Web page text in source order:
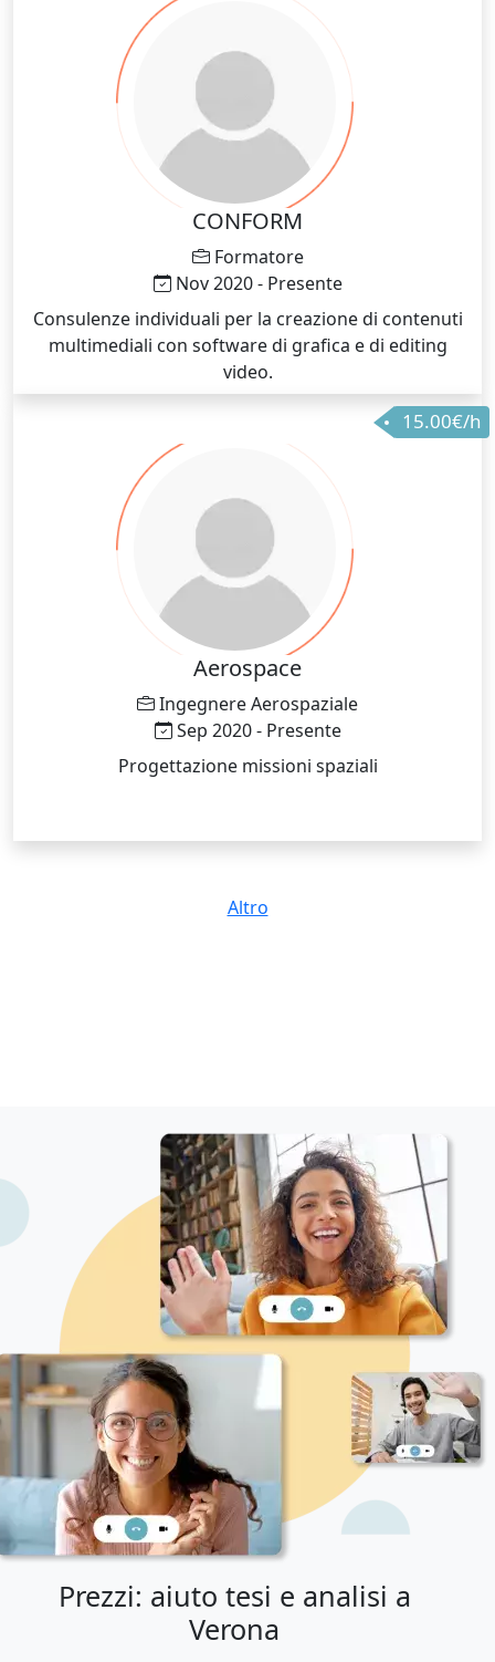
CONFORM
Formatore
Nov 2020 - Presente
Consulenze individuali per la creazione di contenuti
multimediali con software di grafica e di editing
video.
15.00€/h
Aerospace
Ingegnere Aerospaziale
Sep 2020 - Presente
Progettazione missioni spaziali
Altro
Prezzi: aiuto tesi e analisi a
Verona